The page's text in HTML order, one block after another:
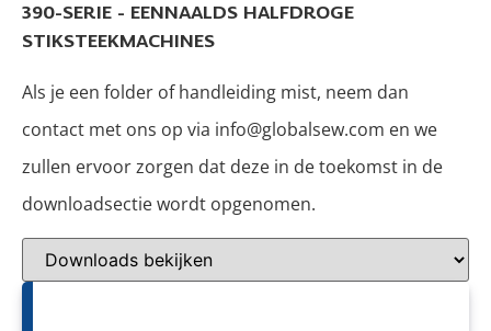
390-SERIE - EENNAALDS HALFDROGE
STIKSTEEKMACHINES
Als je een folder of handleiding mist, neem dan
contact met ons op via info@globalsew.com en we
zullen ervoor zorgen dat deze in de toekomst in de
downloadsectie wordt opgenomen.